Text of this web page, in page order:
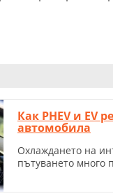
Как PHEV и EV
автомобила
Охлаждането на
пътуването много